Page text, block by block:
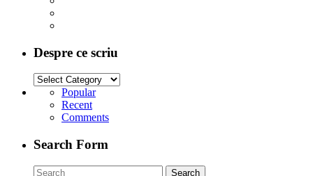
Despre ce scriu
Popular
Recent
Comments
Search Form